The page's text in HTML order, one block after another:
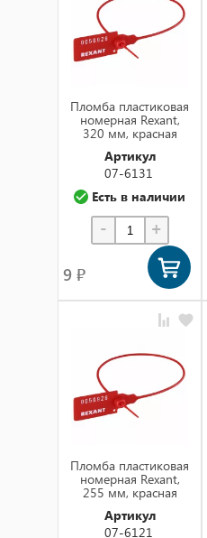
по названию (а-я)
по названию (я-а)
Пломба пластиковая
номерная Rexant,
320 мм, красная
Артикул
07-6131
Есть в наличии
- +
9 ₽
Пломба пластиковая
номерная Rexant,
255 мм, красная
Артикул
07-6121